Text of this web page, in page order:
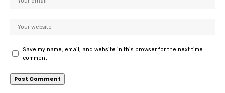
Save my name, email, and website in this browser for the next time I
comment.